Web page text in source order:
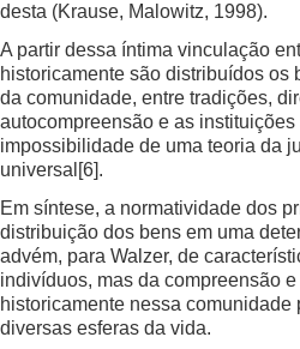
desta (Krause, Malowitz, 1998).
A partir dessa íntima vinculação
historicamente são distribuídos os
da comunidade, entre tradições,
autocompreensão e as
impossibilidade de uma teoria da
universal [6].
Em síntese, a normatividade dos
distribuição dos bens em uma
advém, para Walzer, de
indivíduos, mas da compreensão e
historicamente nessa
diversas esferas da vida.